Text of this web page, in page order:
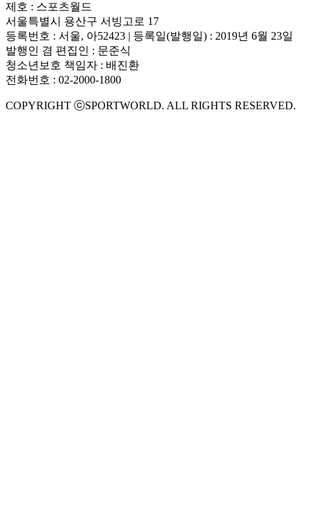
제호 : 스포츠월드
서울특별시 용산구 서빙고로 17
등록번호 : 서울, 아52423 | 등록일(발행일) : 2019년 6월 23일
발행인 겸 편집인 : 문준식
청소년보호 책임자 : 배진환
전화번호 : 02-2000-1800
COPYRIGHT ⓒSPORTWORLD. ALL RIGHTS RESERVED.